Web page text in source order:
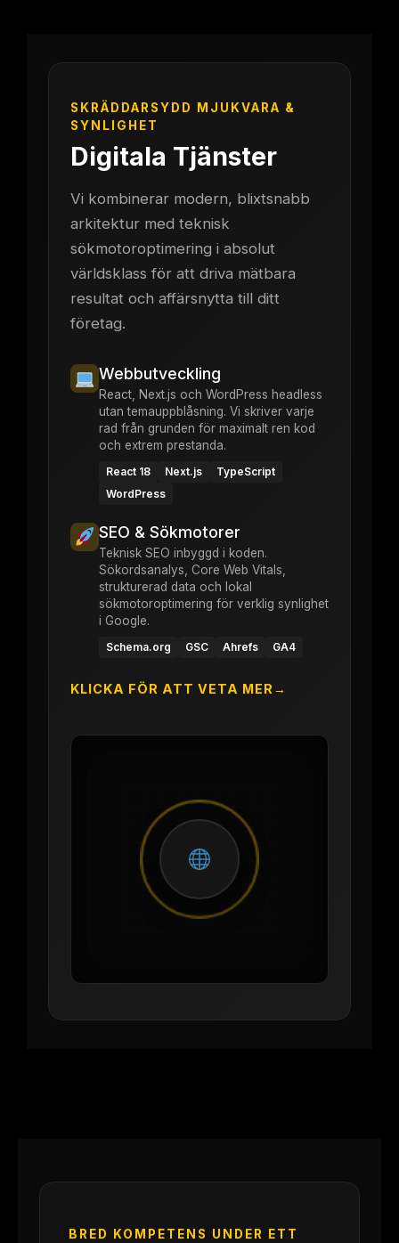
SKRÄDDARSYDD MJUKVARA &
SYNLIGHET
Digitala Tjänster
Vi kombinerar modern, blixtsnabb
arkitektur med teknisk
sökmotoroptimering i absolut
världsklass för att driva mätbara
resultat och affärsnytta till ditt
företag.
Webbutveckling
React, Next.js och WordPress headless
utan temauppblåsning. Vi skriver varje
rad från grunden för maximalt ren kod
och extrem prestanda.
React 18 Next.js
TypeScript
WordPress
SEO & Sökmotorer
Teknisk SEO inbyggd i koden.
Sökordsanalys, Core Web Vitals,
strukturerad data och lokal
sökmotoroptimering för verklig synlighet
i Google.
Schema.org GSC Ahrefs GA4
KLICKA FÖR ATT VETA MER →
BRED KOMPETENS UNDER ETT